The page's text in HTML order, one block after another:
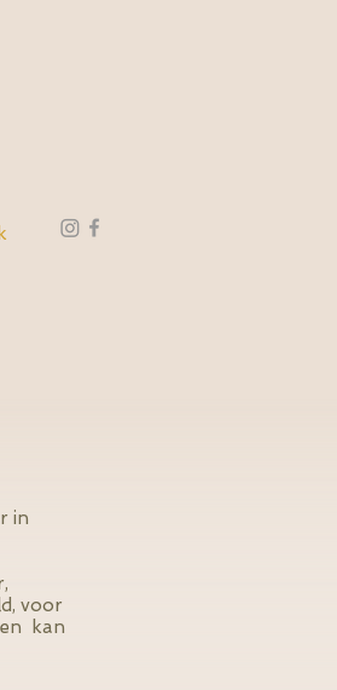
in
voor
kan